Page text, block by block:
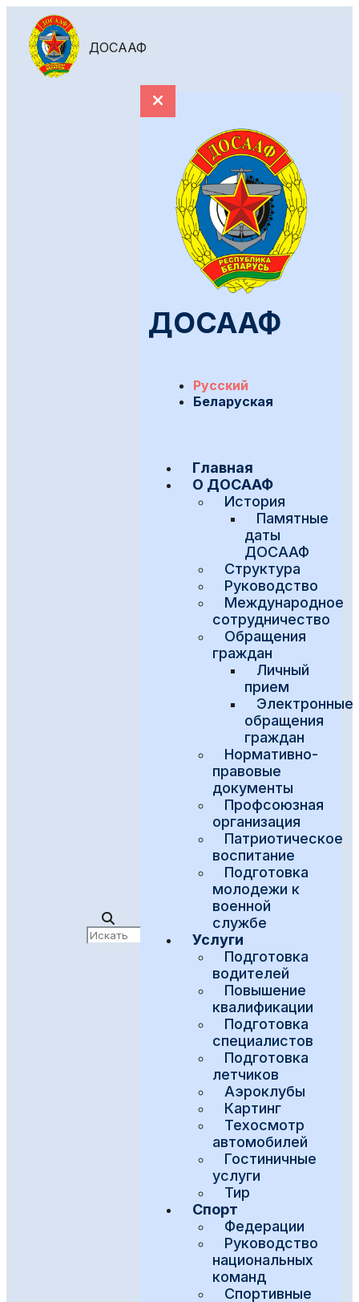
ДОСААФ
ДОСААФ
Русский
Беларуская
Главная
О ДОСААФ
История
Памятные
даты
ДОСААФ
Структура
Руководство
Международное
сотрудничество
Обращения
граждан
Личный
прием
Электронные
обращения
граждан
Нормативно-
правовые
документы
Профсоюзная
организация
Патриотическое
воспитание
Подготовка
молодежи к
военной
службе
Услуги
Подготовка
водителей
Повышение
квалификации
Подготовка
специалистов
Подготовка
летчиков
Аэроклубы
Картинг
Техосмотр
автомобилей
Гостиничные
услуги
Тир
Спорт
Федерации
Руководство
национальных
команд
Спортивные